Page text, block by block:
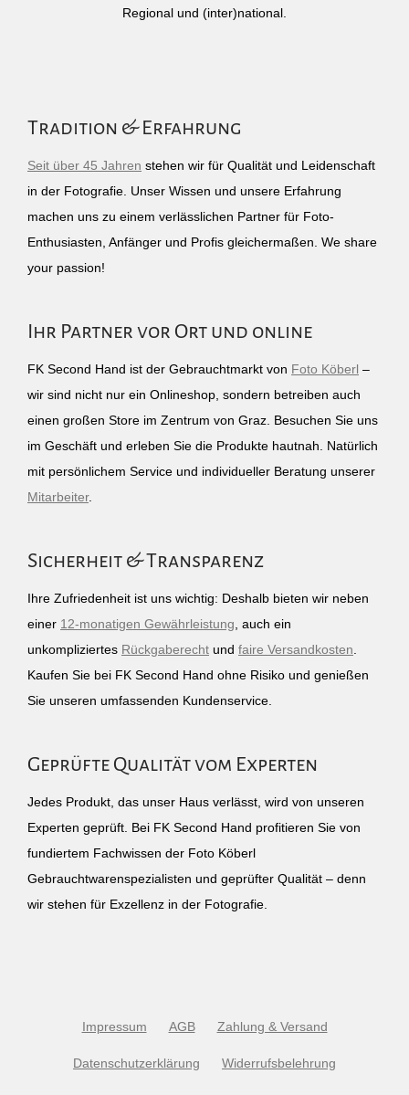
Regional und (inter)national.
Tradition & Erfahrung
Seit über 45 Jahren stehen wir für Qualität und Leidenschaft
in der Fotografie. Unser Wissen und unsere Erfahrung
machen uns zu einem verlässlichen Partner für Foto-
Enthusiasten, Anfänger und Profis gleichermaßen. We share
your passion!
Ihr Partner vor Ort und online
FK Second Hand ist der Gebrauchtmarkt von Foto Köberl –
wir sind nicht nur ein Onlineshop, sondern betreiben auch
einen großen Store im Zentrum von Graz. Besuchen Sie uns
im Geschäft und erleben Sie die Produkte hautnah. Natürlich
mit persönlichem Service und individueller Beratung unserer
Mitarbeiter.
Sicherheit & Transparenz
Ihre Zufriedenheit ist uns wichtig: Deshalb bieten wir neben
einer 12-monatigen Gewährleistung , auch ein
unkompliziertes Rückgaberecht und faire Versandkosten
Kaufen Sie bei FK Second Hand ohne Risiko und genießen
Sie unseren umfassenden Kundenservice.
Geprüfte Qualität vom Experten
Jedes Produkt, das unser Haus verlässt, wird von unseren
Experten geprüft. Bei FK Second Hand profitieren Sie von
fundiertem Fachwissen der Foto Köberl
Gebrauchtwarenspezialisten und geprüfter Qualität – denn
wir stehen für Exzellenz in der Fotografie.
Impressum AGB Zahlung & Versand
Datenschutzerklärung Widerrufsbelehrung